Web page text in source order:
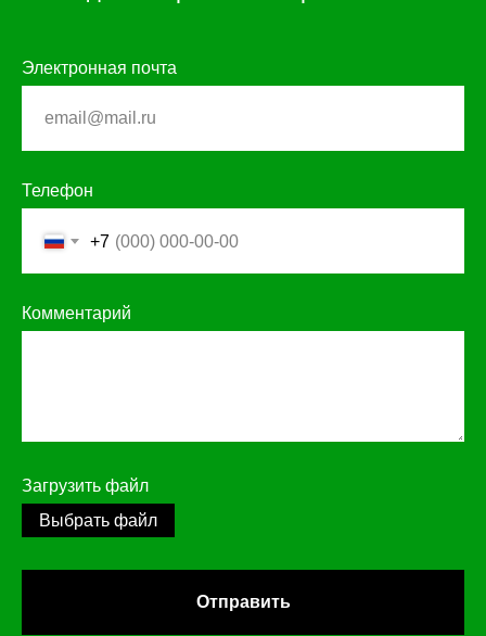
Электронная почта
Телефон
+7
Комментарий
Загрузить файл
Выбрать файл
Отправить